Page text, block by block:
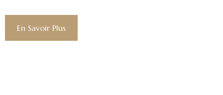
En Savoir Plus